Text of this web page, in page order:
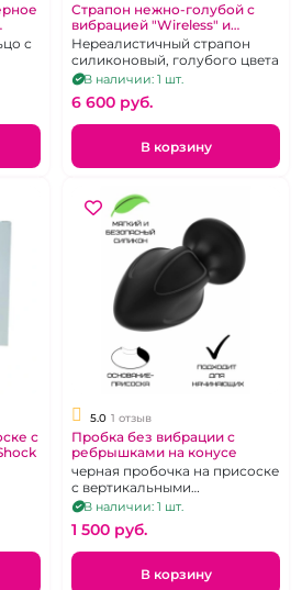
с
Страпон нежно-голубой с
вибрацией "Wireless" и
пультом дистанционного
управления
Нереалистичный страпон
силиконовый, голубого цвета
В наличии: 1 шт.
6 600 pуб.
В корзину
с
5.0 1 отзыв
Пробка без вибрации с
ребрышками на конусе
черная пробочка на присоске
с вертикальными
ребрышками
В наличии: 1 шт.
1 500 pуб.
В корзину